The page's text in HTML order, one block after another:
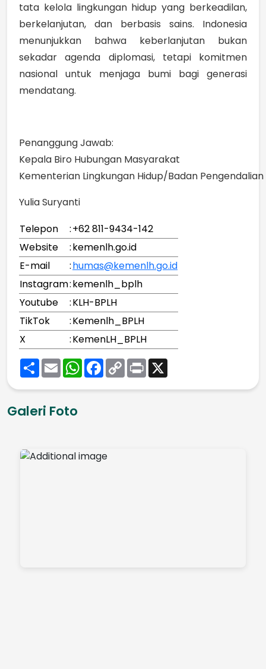
tata kelola lingkungan hidup yang berkeadilan,
berkelanjutan, dan berbasis sains. Indonesia
menunjukkan bahwa keberlanjutan bukan
sekadar agenda diplomasi, tetapi komitmen
nasional untuk menjaga bumi bagi generasi
mendatang.
Penanggung Jawab:
Kepala Biro Hubungan Masyarakat
Kementerian Lingkungan Hidup/Badan
Yulia Suryanti
Telepon
:+62 811-9434-142
Website
:kemenlh.go.id
E-mail
:humas@kemenlh.go.id
Instagram:kemenlh_bplh
Youtube
:KLH-BPLH
TikTok
:Kemenlh_BPLH
X
:KemenLH_BPLH
ShareEmailWhatsApp
Facebook
Copy
Link
Print
Galeri Foto